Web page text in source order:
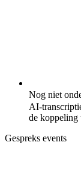
Nog niet
AI-
de koppeling
Gespreks events